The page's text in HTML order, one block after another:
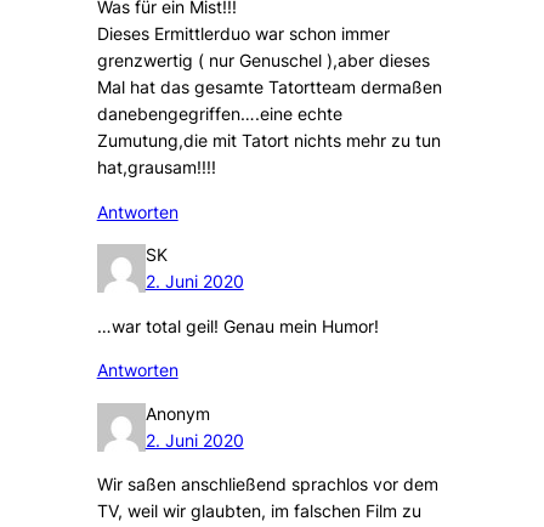
Was für ein Mist!!!
Dieses Ermittlerduo war schon immer
grenzwertig ( nur Genuschel ),aber dieses
Mal hat das gesamte Tatortteam dermaßen
danebengegriffen….eine echte
Zumutung,die mit Tatort nichts mehr zu tun
hat,grausam!!!!
Antworten
SK
2. Juni 2020
…war total geil! Genau mein Humor!
Antworten
Anonym
2. Juni 2020
Wir saßen anschließend sprachlos vor dem
TV, weil wir glaubten, im falschen Film zu